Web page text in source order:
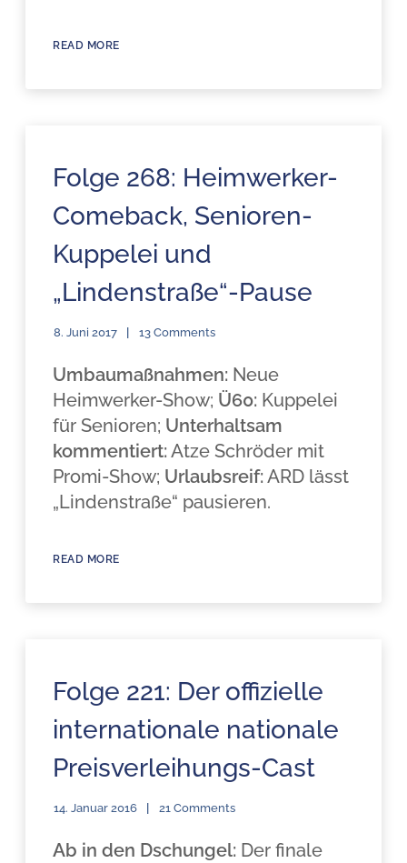
READ MORE
Folge 268: Heimwerker-
Comeback, Senioren-
Kuppelei und
„Lindenstraße“-Pause
8. Juni 2017 13 Comments
Umbaumaßnahmen: Neue
Heimwerker-Show; Ü60: Kuppelei
für Senioren; Unterhaltsam
kommentiert: Atze Schröder mit
Promi-Show; Urlaubsreif: ARD lässt
„Lindenstraße“ pausieren.
READ MORE
Folge 221: Der offizielle
internationale nationale
Preisverleihungs-Cast
14. Januar 2016 21 Comments
Ab in den Dschungel: Der finale